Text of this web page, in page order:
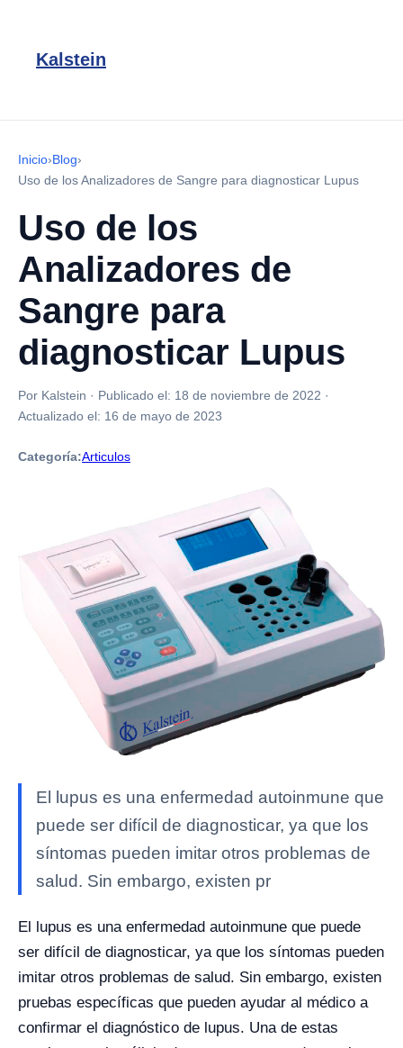
Kalstein
Inicio›Blog›
Uso de los Analizadores de Sangre para diagnosticar Lupus
Uso de los
Analizadores de
Sangre para
diagnosticar Lupus
Por Kalstein · Publicado el: 18 de noviembre de 2022 ·
Actualizado el: 16 de mayo de 2023
Categoría:Articulos
El lupus es una enfermedad autoinmune que
puede ser difícil de diagnosticar, ya que los
síntomas pueden imitar otros problemas de
salud. Sin embargo, existen pr
El lupus es una enfermedad autoinmune que puede
ser difícil de diagnosticar, ya que los síntomas pueden
imitar otros problemas de salud. Sin embargo, existen
pruebas específicas que pueden ayudar al médico a
confirmar el diagnóstico de lupus. Una de estas